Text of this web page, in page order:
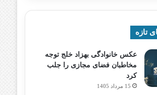
تازه
عکس خانوادگی بهزاد خلج توجه
مخاطبان فضای مجازی را جلب
کرد
15 مرداد 1405